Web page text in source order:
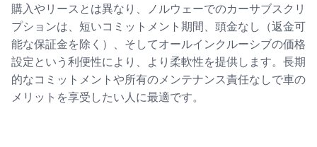
購入やリースとは異なり、ノルウェーでのカーサブスクリ
プションは、短いコミットメント期間、頭金なし（返金可
能な保証金を除く）、そしてオールインクルーシブの価格
設定という利便性により、より柔軟性を提供します。長期
的なコミットメントや所有のメンテナンス責任なしで車の
メリットを享受したい人に最適です。